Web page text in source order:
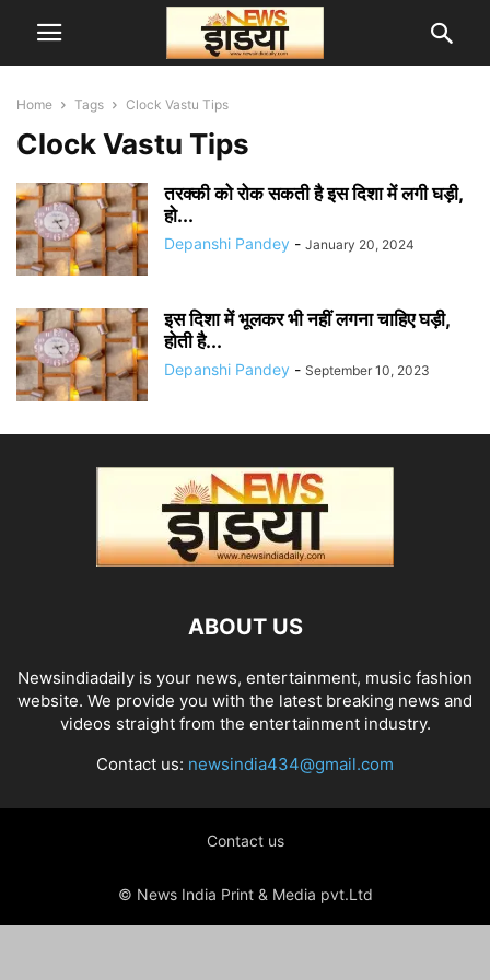
Home Tags Clock Vastu Tips
Clock Vastu Tips
तरक्की को रोक सकती है इस दिशा में लगी घड़ी,
हो...
Depanshi Pandey - January 20, 2024
इस दिशा में भूलकर भी नहीं लगना चाहिए घड़ी,
होती है...
Depanshi Pandey - September 10, 2023
ABOUT US
Newsindiadaily is your news, entertainment, music fashion
website. We provide you with the latest breaking news and
videos straight from the entertainment industry.
Contact us: newsindia434@gmail.com
Contact us
© News India Print & Media pvt.Ltd